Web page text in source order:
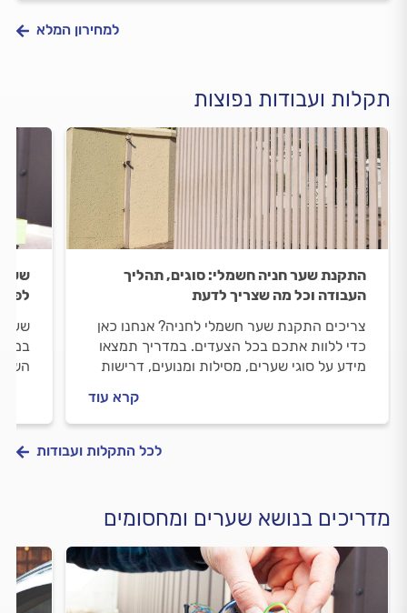
למחירון המלא
תקלות ועבודות נפוצות
התקנת שער חניה חשמלי: סוגים, תהליך
העבודה וכל מה שצריך לדעת
צריכים התקנת שער חשמלי לחניה? אנחנו כאן
כדי ללוות אתכם בכל הצעדים. במדריך תמצאו
מידע על סוגי שערים, מסילות ומנועים, דרישות
קרא עוד
שער
שער
לכל התקלות ועבודות
מדריכים בנושא שערים ומחסומים